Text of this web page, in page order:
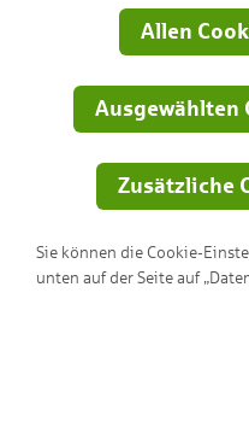
anpassen und verbessern
Google Analytics. Dieses
Übertragung anonymisiert.
Allen
Ausgewählten
Zusätzliche
Sie können die Cookie-
unten auf der Seite auf